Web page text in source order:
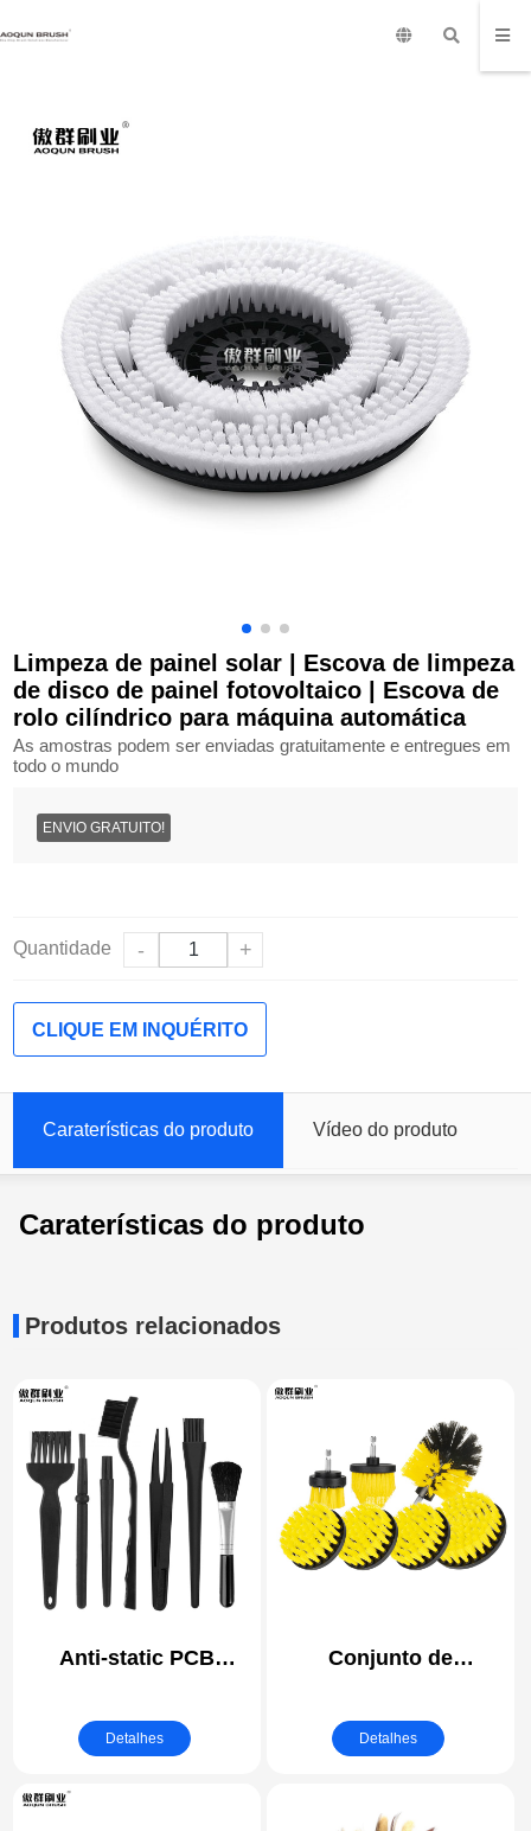
Limpeza de painel solar | Escova de limpeza
de disco de painel fotovoltaico | Escova de
rolo cilíndrico para máquina automática
As amostras podem ser enviadas gratuitamente e entregues em
todo o mundo
ENVIO GRATUITO!
Quantidade - +
CLIQUE EM INQUÉRITO
Caraterísticas do produto Vídeo do produto
Caraterísticas do produto
Produtos relacionados
Anti-static PCB
(electrostatic
discharge) Safe
Detalhes
Conjunto de
para berbequim
Escova de limpeza
acessório longo
Detalhes